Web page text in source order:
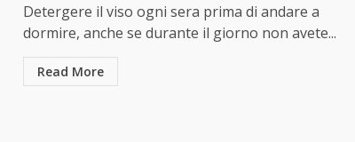
Detergere il viso ogni sera prima di andare a
dormire, anche se durante il giorno non avete...
Read More